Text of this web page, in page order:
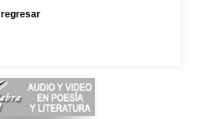
regresar